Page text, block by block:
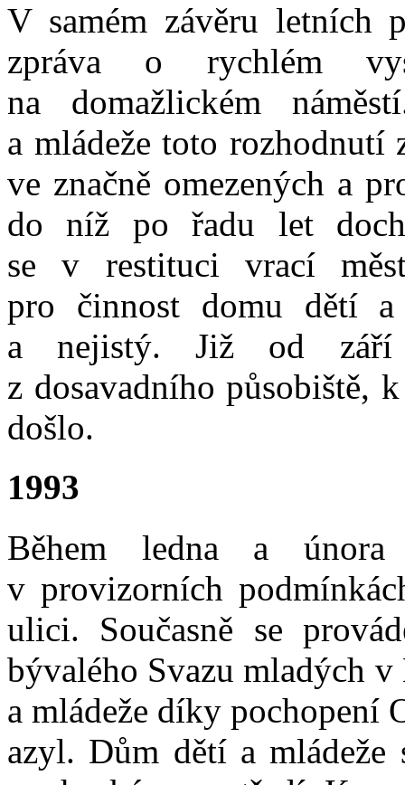
V samém závěru letních
zpráva o rychlém
na domažlickém
a mládeže toto rozhodnutí
ve značně omezených a
do níž po řadu let
se v restituci vrací
pro činnost domu dětí a
a nejistý. Již od září
z dosavadního působiště,
došlo.
1993
Během ledna a
v provizorních
ulici. Současně se
bývalého Svazu mladých
a mládeže díky pochopení
azyl. Dům dětí a mládeže